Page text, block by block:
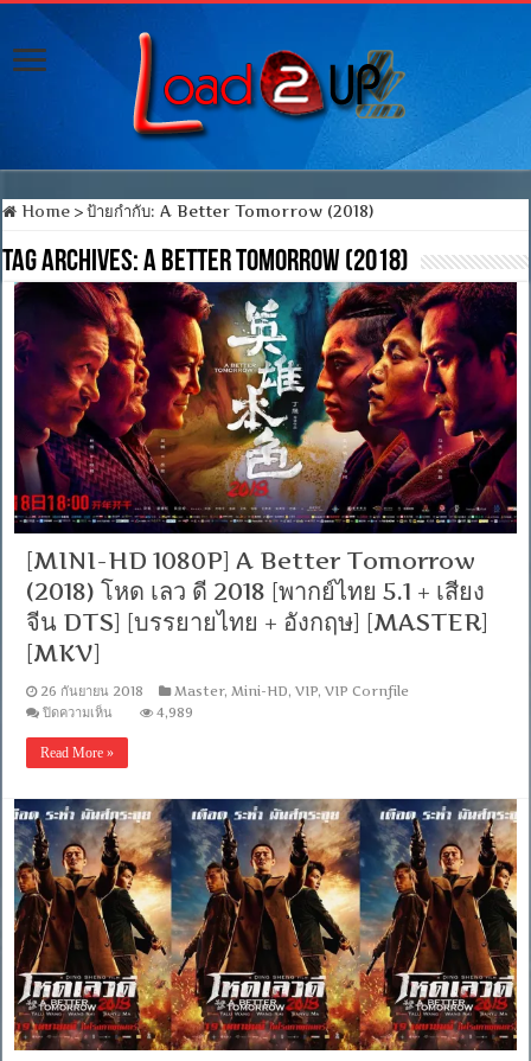
Home > ป้ายกำกับ:A Better Tomorrow (2018)
Tag Archives:A Better Tomorrow (2018)
[MINI-HD 1080P] A Better Tomorrow
(2018) โหด เลว ดี 2018 [พากย์ไทย 5.1 + เสียง
จีน DTS] [บรรยายไทย + อังกฤษ] [MASTER]
[MKV]
26 กันยายน 2018 Master, Mini-HD,VIP,VIP Cornfile
ปิดความเห็น
1080P]
Better
Tomorrow
(2018)
โหด
เลว
ดี
2018
[พากย์
ไทย
5.1
+
เสียง
จีน
DTS]
4,989
Read More »